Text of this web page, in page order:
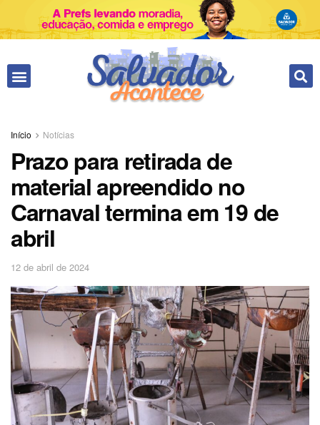
Início Notícias
Prazo para retirada de
material apreendido no
Carnaval termina em 19 de
abril
12 de abril de 2024